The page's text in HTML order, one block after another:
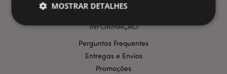
INFORMAÇÃO
Perguntas Frequentes
Entregas e Envios
Promoções
MOSTRAR DETALHES
Estritamente necessários
Desempenho
Segmentação
Funcionalidade